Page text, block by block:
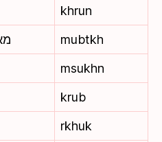
khrun
mubtkh
msukhn
krub
rkhuk